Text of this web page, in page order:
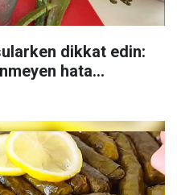
dikkat edin:
hata...